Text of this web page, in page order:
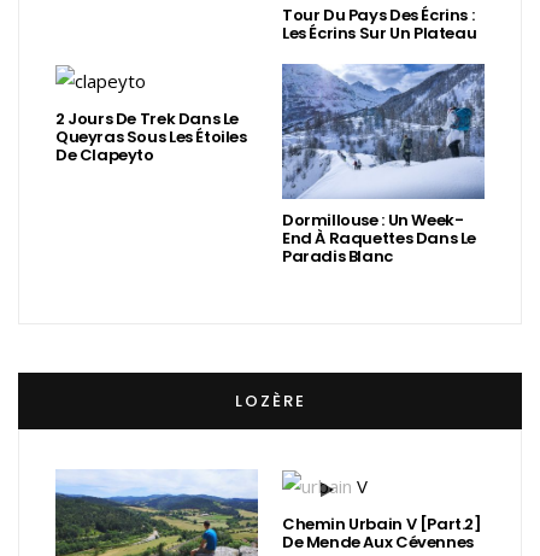
Tour Du Pays Des Écrins :
Les Écrins Sur Un Plateau
2 Jours De Trek Dans Le
Queyras Sous Les Étoiles
De Clapeyto
Dormillouse : Un Week-
End À Raquettes Dans Le
Paradis Blanc
LOZÈRE
Chemin Urbain V [Part.2]
De Mende Aux Cévennes